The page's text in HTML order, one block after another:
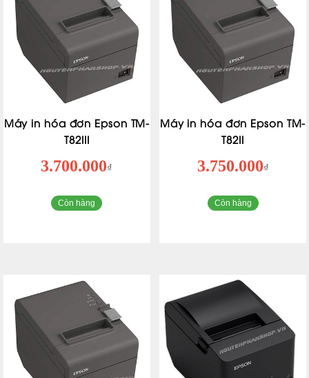
Máy in hóa đơn Epson TM-
T82III
3.700.000₫
Còn hàng
Máy in hóa đơn Epson TM-
T82II
3.750.000₫
Còn hàng